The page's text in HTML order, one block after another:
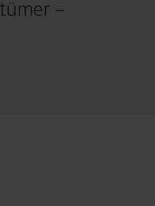
–